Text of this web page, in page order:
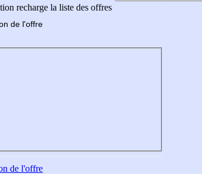
recharge la liste des offres
de l'offre
de l'offre